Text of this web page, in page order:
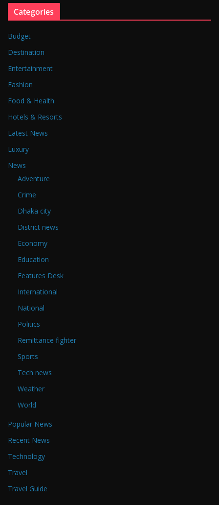
Categories
Budget
Destination
Entertainment
Fashion
Food & Health
Hotels & Resorts
Latest News
Luxury
News
Adventure
Crime
Dhaka city
District news
Economy
Education
Features Desk
International
National
Politics
Remittance fighter
Sports
Tech news
Weather
World
Popular News
Recent News
Technology
Travel
Travel Guide